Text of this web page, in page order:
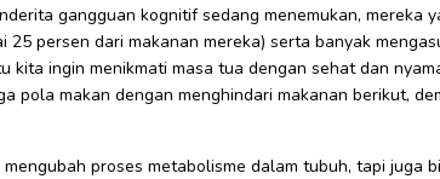
gangguan kognitif sedang menemukan, mereka
25 persen dari makanan mereka) serta banyak
kita ingin menikmati masa tua dengan sehat dan
pola makan dengan menghindari makanan berikut,
proses metabolisme dalam tubuh, tapi juga